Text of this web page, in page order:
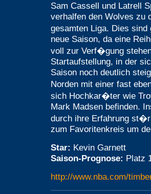
Sam Cassell und Latrell
verhalfen den Wolves zu
gesamten Liga. Dies
neue Saison, da eine
voll zur Verf�gung
Startaufstellung, in der
Saison noch deutlich
Norden mit einer fast
sich Hochkar�ter wie
Mark Madsen befinden.
durch ihre Erfahrung
zum Favoritenkreis um
Star: Kevin Garnett
Saison-Prognose: Platz
http://www.nba.com/